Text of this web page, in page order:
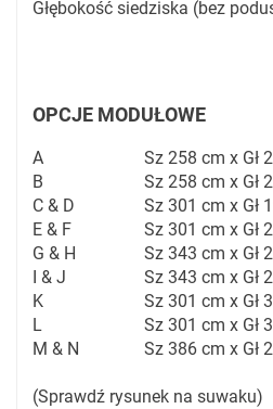
Głębokość siedziska (bez
OPCJE MODUŁOWE
A
Sz 258 cm x Gł
B
Sz 258 cm x Gł
C & D
Sz 301 cm x Gł
E & F
Sz 301 cm x Gł
G & H
Sz 343 cm x Gł
I & J
Sz 343 cm x Gł
K
Sz 301 cm x Gł
L
Sz 301 cm x Gł
M & N
Sz 386 cm x Gł
(Sprawdź rysunek na suwaku)